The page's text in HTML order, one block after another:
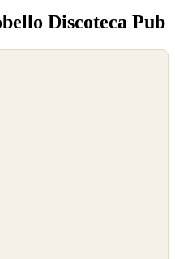
Discoteca Pub